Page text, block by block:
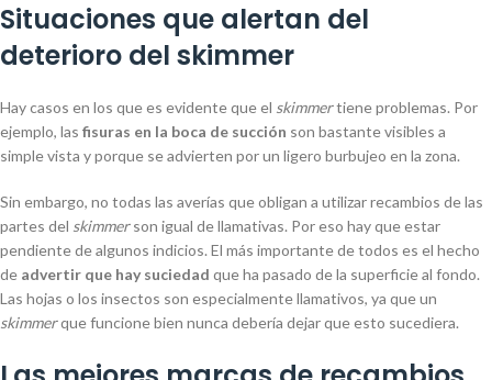
Situaciones que alertan del
deterioro del skimmer
Hay casos en los que es evidente que el skimmertiene problemas. Por
ejemplo, las fisuras en la boca de succión son bastante visibles a
simple vista y porque se advierten por un ligero burbujeo en la zona.
Sin embargo, no todas las averías que obligan a utilizar recambios de las
partes del skimmerson igual de llamativas. Por eso hay que estar
pendiente de algunos indicios. El más importante de todos es el hecho
de advertir que hay suciedad que ha pasado de la superficie al fondo.
Las hojas o los insectos son especialmente llamativos, ya que un
skimmerque funcione bien nunca debería dejar que esto sucediera.